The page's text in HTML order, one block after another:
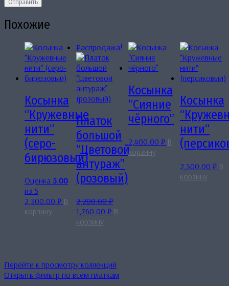
Похожие
Косынка
“Кружевные
нити“
(серо-
бирюзовый)
Оценка 5.00
из 5
2,300.00 ₽ В
корзину
Распродажа!
Платок
большой
“Цветовой
антураж”
(розовый)
2,200.00₽
Первоначальная
цена
1,760.00₽Текущая
В
корзину
Косынка
“Сияние
чёрного”
2,400.00 ₽ В
корзину
Косынка
нити“
2,300.00 ₽ В
корзину
Перейти к просмотру коллекций
Открыть фильтр по всем платкам